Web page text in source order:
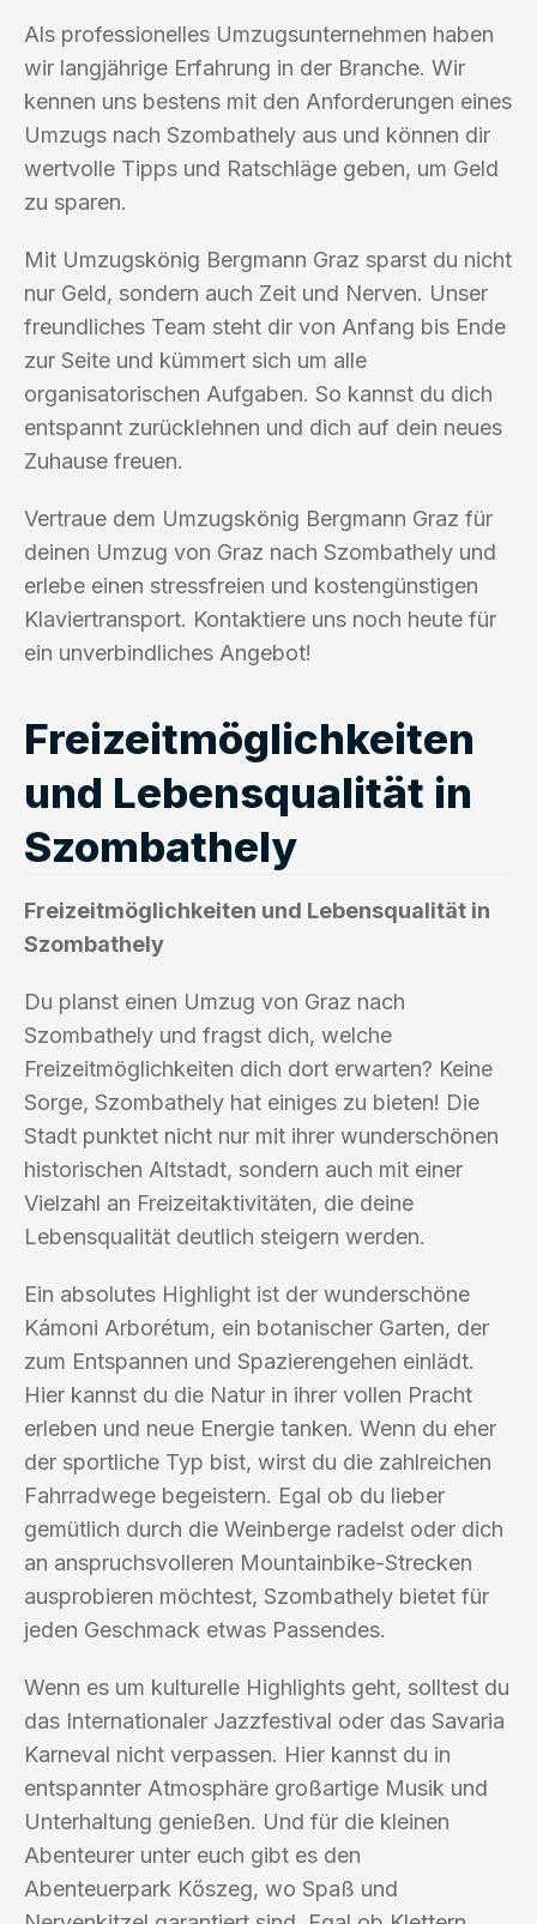
Als professionelles Umzugsunternehmen haben
wir langjährige Erfahrung in der Branche. Wir
kennen uns bestens mit den Anforderungen eines
Umzugs nach Szombathely aus und können dir
wertvolle Tipps und Ratschläge geben, um Geld
zu sparen.
Mit Umzugskönig Bergmann Graz sparst du nicht
nur Geld, sondern auch Zeit und Nerven. Unser
freundliches Team steht dir von Anfang bis Ende
zur Seite und kümmert sich um alle
organisatorischen Aufgaben. So kannst du dich
entspannt zurücklehnen und dich auf dein neues
Zuhause freuen.
Vertraue dem Umzugskönig Bergmann Graz für
deinen Umzug von Graz nach Szombathely und
erlebe einen stressfreien und kostengünstigen
Klaviertransport. Kontaktiere uns noch heute für
ein unverbindliches Angebot!
Freizeitmöglichkeiten
und Lebensqualität in
Szombathely
Freizeitmöglichkeiten und Lebensqualität in
Szombathely
Du planst einen Umzug von Graz nach
Szombathely und fragst dich, welche
Freizeitmöglichkeiten dich dort erwarten? Keine
Sorge, Szombathely hat einiges zu bieten! Die
Stadt punktet nicht nur mit ihrer wunderschönen
historischen Altstadt, sondern auch mit einer
Vielzahl an Freizeitaktivitäten, die deine
Lebensqualität deutlich steigern werden.
Ein absolutes Highlight ist der wunderschöne
Kámoni Arborétum, ein botanischer Garten, der
zum Entspannen und Spazierengehen einlädt.
Hier kannst du die Natur in ihrer vollen Pracht
erleben und neue Energie tanken. Wenn du eher
der sportliche Typ bist, wirst du die zahlreichen
Fahrradwege begeistern. Egal ob du lieber
gemütlich durch die Weinberge radelst oder dich
an anspruchsvolleren Mountainbike-Strecken
ausprobieren möchtest, Szombathely bietet für
jeden Geschmack etwas Passendes.
Wenn es um kulturelle Highlights geht, solltest du
das Internationaler Jazzfestival oder das Savaria
Karneval nicht verpassen. Hier kannst du in
entspannter Atmosphäre großartige Musik und
Unterhaltung genießen. Und für die kleinen
Abenteurer unter euch gibt es den
Abenteuerpark Kőszeg, wo Spaß und